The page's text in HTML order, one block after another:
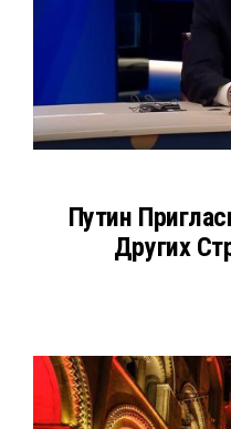
Путин
Других